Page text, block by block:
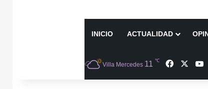
INICIO ACTUALIDAD
Villa Mercedes 11 ℃ Facebook